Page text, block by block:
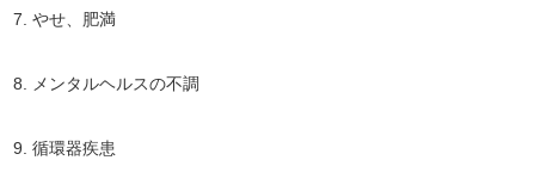
7. やせ、肥満
8. メンタルヘルスの不調
9. 循環器疾患